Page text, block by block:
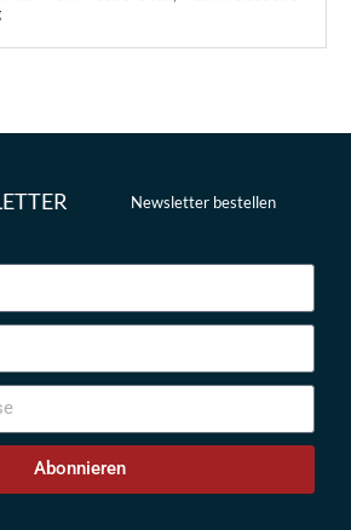
Newsletter bestellen
Abonnieren